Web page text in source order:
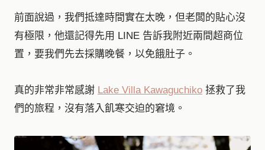
前面說過，我們抵達時間實在太晚，但老闆的貼心沒
有極限，他還記得先用 LINE 告訴我附近兩間超商位
置，要我們先去採購晚餐，以免餓肚子。
真的非常非常感謝 Lake Villa Kawaguchiko 拯救了我
們的旅程，沒有落入飢寒交迫的窘境。